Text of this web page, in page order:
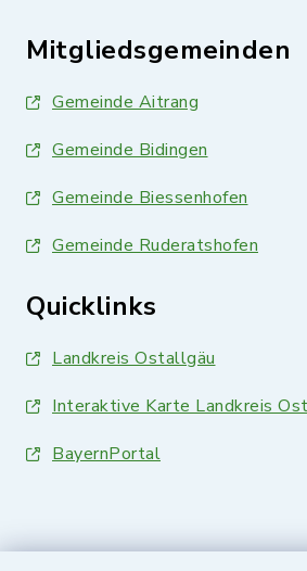
Mitgliedsgemeinden
Gemeinde Aitrang
Gemeinde Bidingen
Gemeinde Biessenhofen
Gemeinde Ruderatshofen
Quicklinks
Landkreis Ostallgäu
Interaktive Karte Landkreis
BayernPortal